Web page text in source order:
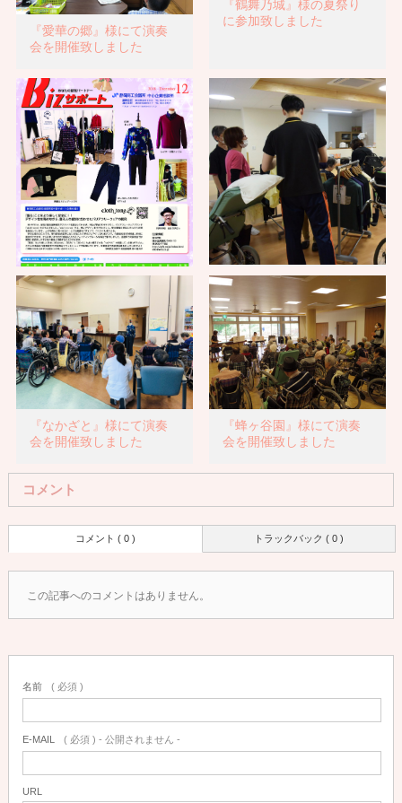
『愛華の郷』様にて演奏
会を開催致しました
『鶴舞乃城』様の夏祭り
に参加致しました
静岡商工会議所
『蜂ヶ谷園』様にて試着
会を開催しました
『なかざと』様にて演奏
会を開催致しました
『蜂ヶ谷園』様にて演奏
会を開催致しました
コメント
トラックバック ( 0 )
コメント ( 0 )
この記事へのコメントはありません。
名前 ( 必須 )
E-MAIL ( 必須 ) - 公開されません -
URL